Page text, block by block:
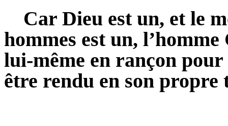
Car Dieu est un, et le
hommes est un,
lui-même en rançon
être rendu en son propre